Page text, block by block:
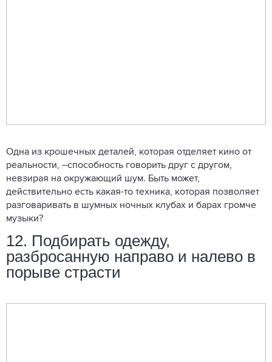
Одна из крошечных деталей, которая отделяет кино от
реальности, –способность говорить друг с другом,
невзирая на окружающий шум. Быть может,
действительно есть какая-то техника, которая позволяет
разговаривать в шумных ночных клубах и барах громче
музыки?
12. Подбирать одежду,
разбросанную направо и налево в
порыве страсти